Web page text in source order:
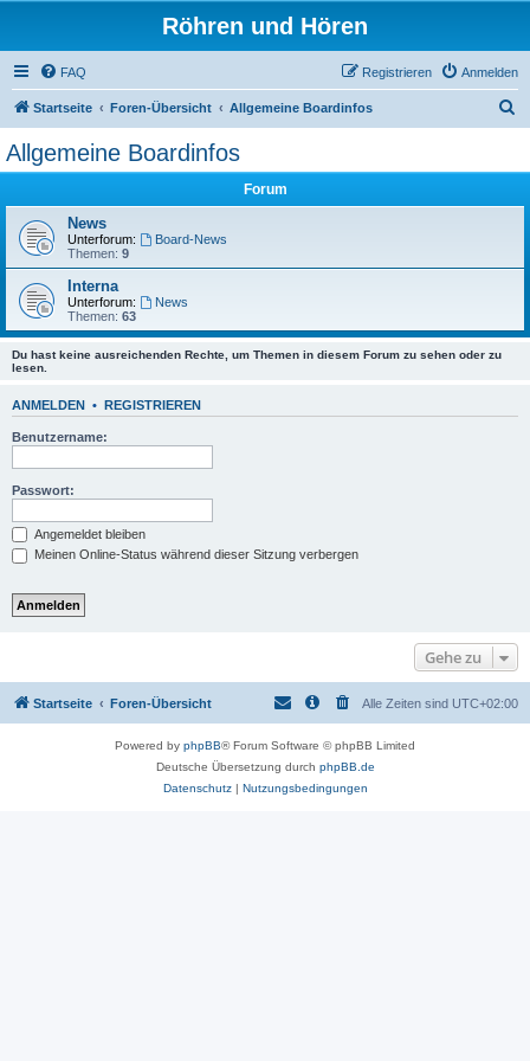
Röhren und Hören
FAQ Anmelden
Registrieren
Startseite Foren-Übersicht Allgemeine Boardinfos
Allgemeine Boardinfos
Forum
News
Unterforum:
Board-News
Themen: 9
Interna
Unterforum:
News
Themen: 63
Du hast keine ausreichenden Rechte, um Themen in diesem Forum zu sehen oder zu
lesen.
ANMELDEN • REGISTRIEREN
Benutzername:
Passwort:
Angemeldet bleiben
Meinen Online-Status während dieser Sitzung verbergen
Gehe zu
Startseite Foren-Übersicht Alle Zeiten sind UTC+02:00
Powered by phpBB® Forum Software © phpBB Limited
Deutsche Übersetzung durch phpBB.de
Datenschutz| Nutzungsbedingungen